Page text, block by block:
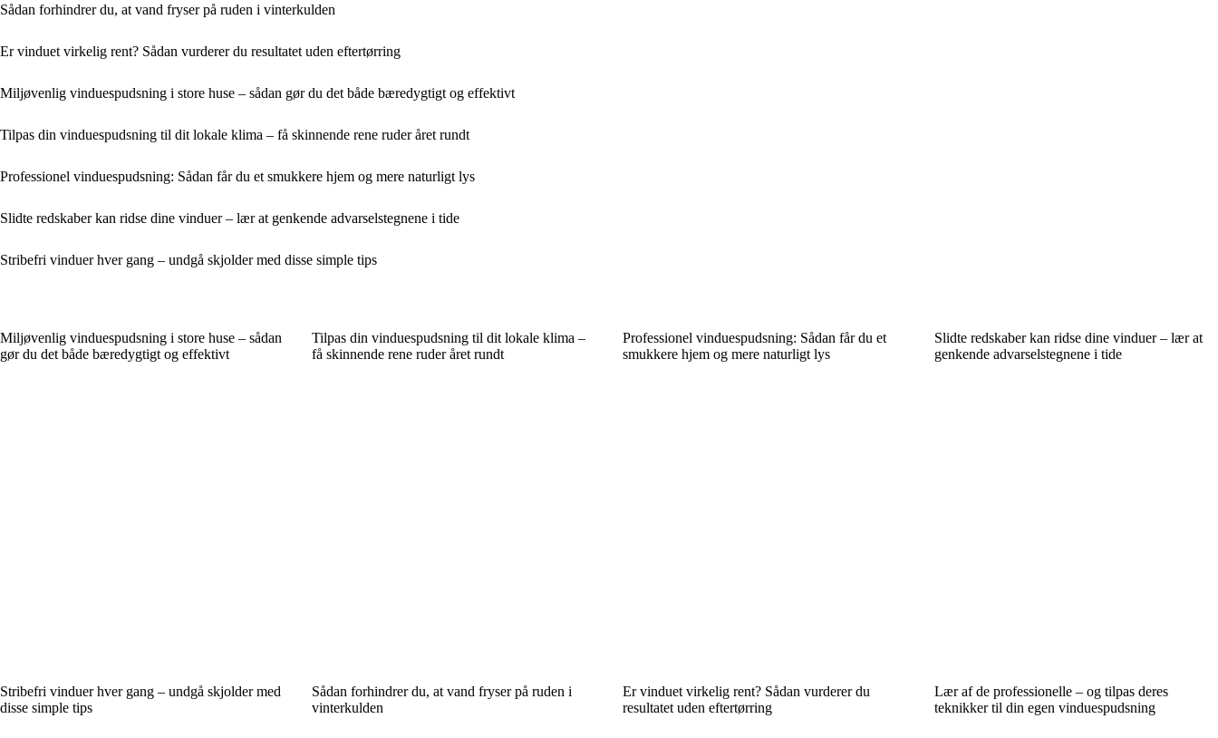
Sådan forhindrer du, at vand fryser på ruden i vinterkulden
Er vinduet virkelig rent? Sådan vurderer du resultatet uden eftertørring
Miljøvenlig vinduespudsning i store huse – sådan gør du det både bæredygtigt og effektivt
Tilpas din vinduespudsning til dit lokale klima – få skinnende rene ruder året rundt
Professionel vinduespudsning: Sådan får du et smukkere hjem og mere naturligt lys
Slidte redskaber kan ridse dine vinduer – lær at genkende advarselstegnene i tide
Stribefri vinduer hver gang – undgå skjolder med disse simple tips
Miljøvenlig vinduespudsning i store huse – sådan
gør du det både bæredygtigt og effektivt
Tilpas din vinduespudsning til dit lokale klima –
få skinnende rene ruder året rundt
Professionel vinduespudsning: Sådan får du et
smukkere hjem og mere naturligt lys
Slidte redskaber kan ridse dine vinduer – lær at
genkende advarselstegnene i tide
Stribefri vinduer hver gang – undgå skjolder med
disse simple tips
Sådan forhindrer du, at vand fryser på ruden i
vinterkulden
Er vinduet virkelig rent? Sådan vurderer du
resultatet uden eftertørring
Lær af de professionelle – og tilpas deres
teknikker til din egen vinduespudsning